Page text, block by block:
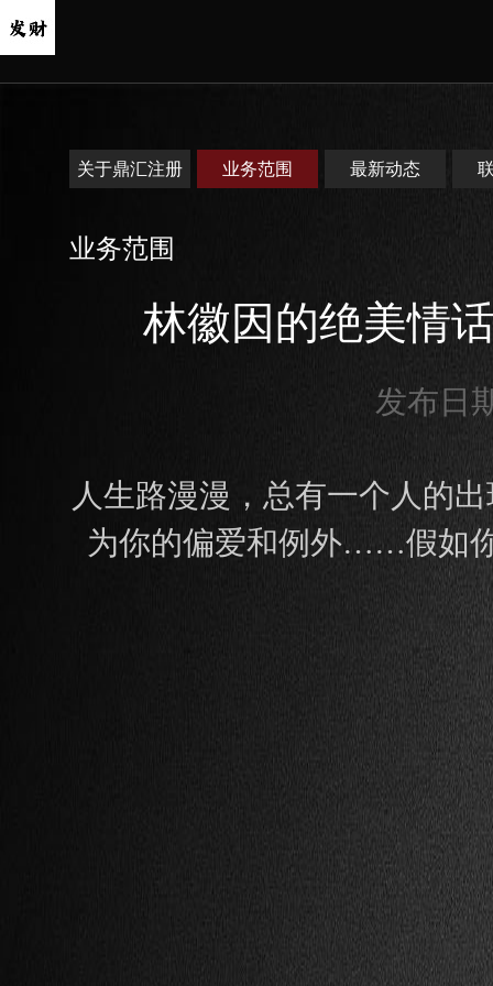
关于鼎汇注册 业务范围 最新动态
业务范围
林徽因的绝美情
发布日
人生路漫漫，总有一个人的
为你的偏爱和例外……假如